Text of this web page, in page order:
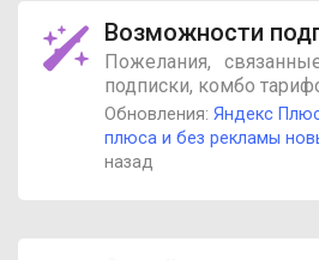
Возможности
Пожелания,
подписки, комбо
Обновления: Яндекс
плюса и без рекламы
назад